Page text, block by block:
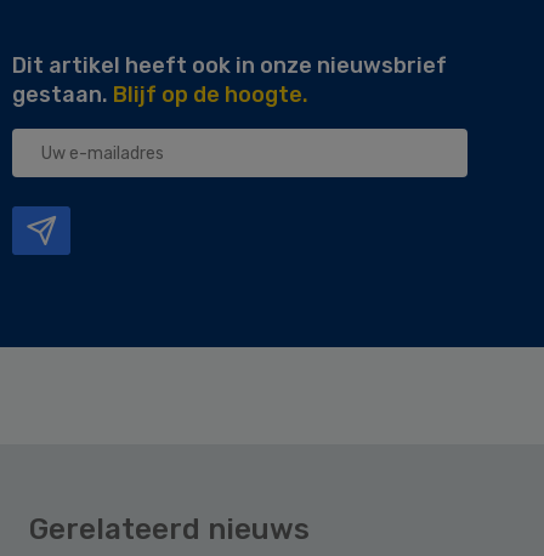
Dit artikel heeft ook in onze nieuwsbrief
gestaan. Blijf op de hoogte.
Uw
Gerelateerd nieuws